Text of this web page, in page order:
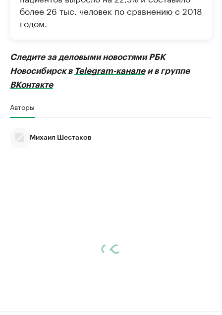
более 26 тыс. человек по сравнению с 2018
годом.
Следите за деловыми новостями РБК
Новосибирск в Telegram-каналеи в группе
ВКонтакте
Авторы
Михаил Шестаков